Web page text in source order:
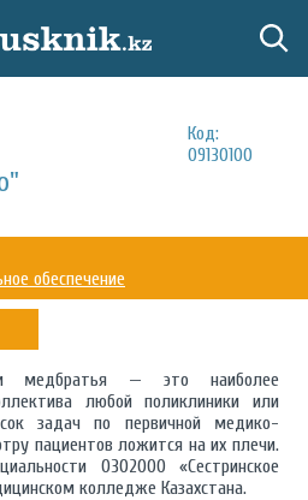
Код:
09130100
обеспечение
медбратья — это наиболее
любой поликлиники или
задач по первичной медико-
пациентов ложится на их плечи.
0302000 «Сестринское
колледже Казахстана.